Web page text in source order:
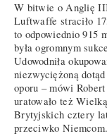
W bitwie o Anglię III
Luftwaffe straciło
to odpowiednio 915
była ogromnym
Udowodniła
niezwyciężoną
oporu – mówi
uratowało też
Brytyjskich cztery
przeciwko Niemcom.